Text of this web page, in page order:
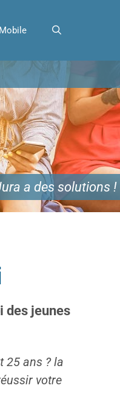
a des solutions !
des jeunes
25 ans ? la
votre